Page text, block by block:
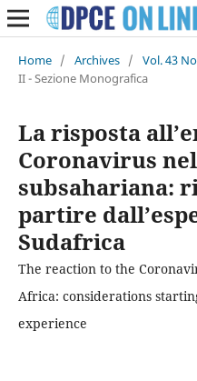
Home / Archives / Vol. 43
II - Sezione Monografica
La risposta
Coronavirus
subsahariana:
partire
Sudafrica
The reaction to the
Africa: considerations
experience